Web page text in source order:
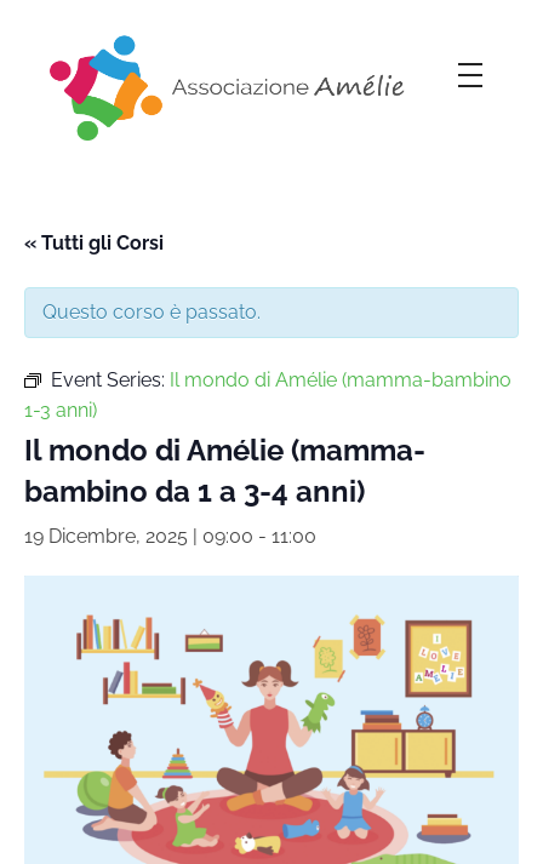
« Tutti gli Corsi
Questo corso è passato.
Event Series: Il mondo di Amélie (mamma-bambino
1-3 anni)
Il mondo di Amélie (mamma-
bambino da 1 a 3-4 anni)
19 Dicembre, 2025 | 09:00 - 11:00